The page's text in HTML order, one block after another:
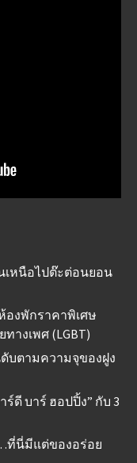
เหนือไปต๊ะต่อนยอน
องพักราคาพิเศษ
งเพศ (LGBT)
บตามความจุของฝูง
ดี บาร์ ฮอปปิ้ง” กับ 3
ที่นี่มีแต่ของอร่อย